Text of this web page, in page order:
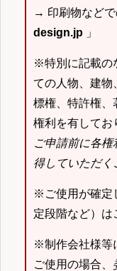
→ 印刷物などで
design.jp 」
※特別に記載の
ての人物、建物
標権、特許権、
権利を有してお
ご申請前に各
得していただく
※ご使用が確定
定段階など）は
※制作会社様等
ご使用の場合、